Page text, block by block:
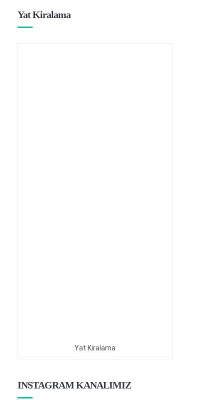
Yat Kiralama
Yat Kiralama
INSTAGRAM KANALIMIZ